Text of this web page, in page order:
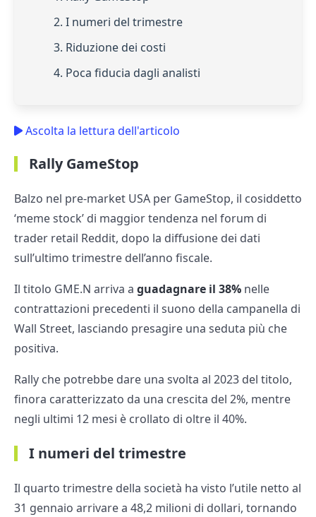
2. I numeri del trimestre
3. Riduzione dei costi
4. Poca fiducia dagli analisti
Ascolta la lettura dell'articolo
Rally GameStop
Balzo nel pre-market USA per GameStop, il cosiddetto
‘meme stock’ di maggior tendenza nel forum di
trader retail Reddit, dopo la diffusione dei dati
sull’ultimo trimestre dell’anno fiscale.
Il titolo GME.N arriva a guadagnare il 38% nelle
contrattazioni precedenti il suono della campanella di
Wall Street, lasciando presagire una seduta più che
positiva.
Rally che potrebbe dare una svolta al 2023 del titolo,
finora caratterizzato da una crescita del 2%, mentre
negli ultimi 12 mesi è crollato di oltre il 40%.
I numeri del trimestre
Il quarto trimestre della società ha visto l’utile netto al
31 gennaio arrivare a 48,2 milioni di dollari, tornando